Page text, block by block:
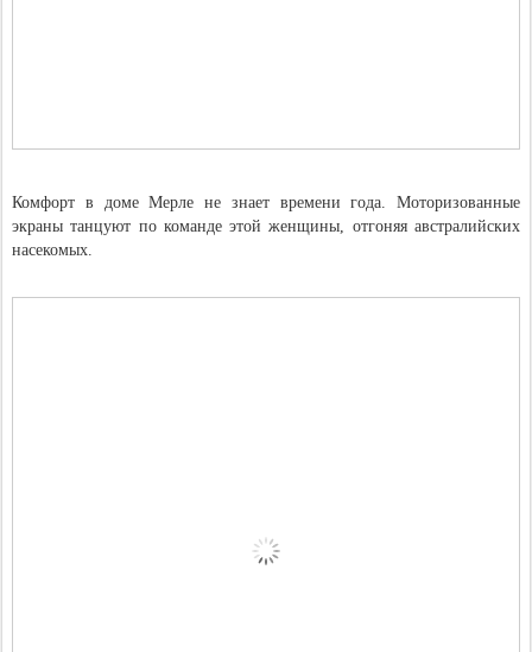
Комфорт в доме Мерле не знает времени года. Моторизованные
экраны танцуют по команде этой женщины, отгоняя австралийских
насекомых.